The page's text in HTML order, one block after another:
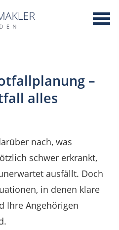
–
alles
nach, was
schwer erkrankt,
ausfällt. Doch
in denen klare
Ihre Angehörigen